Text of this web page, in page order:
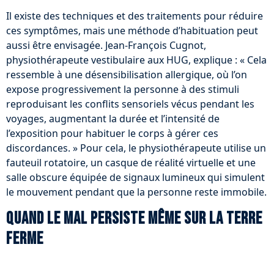
Il existe des techniques et des traitements pour réduire
ces symptômes, mais une méthode d’habituation peut
aussi être envisagée. Jean-François Cugnot,
physiothérapeute vestibulaire aux HUG, explique : « Cela
ressemble à une désensibilisation allergique, où l’on
expose progressivement la personne à des stimuli
reproduisant les conflits sensoriels vécus pendant les
voyages, augmentant la durée et l’intensité de
l’exposition pour habituer le corps à gérer ces
discordances. » Pour cela, le physiothérapeute utilise un
fauteuil rotatoire, un casque de réalité virtuelle et une
salle obscure équipée de signaux lumineux qui simulent
le mouvement pendant que la personne reste immobile.
Quand le mal persiste même sur la terre
ferme